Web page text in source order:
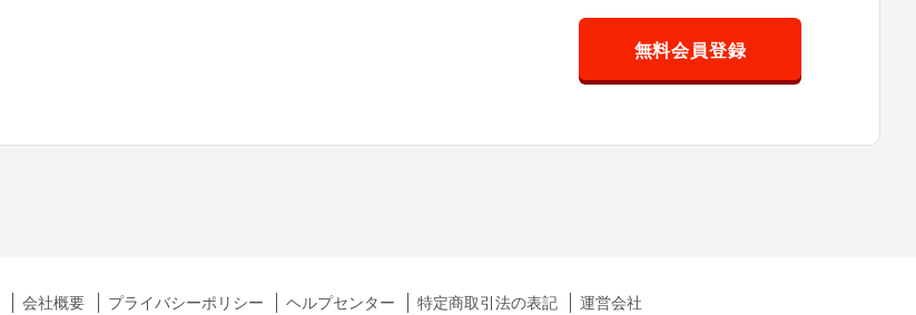
無料会員登録
会社概要 プライバシーポリシー ヘルプセンター 特定商取引法の表記 運営会社